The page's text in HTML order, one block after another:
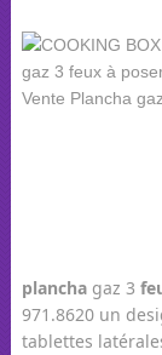
planchagaz 3
971.8620 un
tablettes